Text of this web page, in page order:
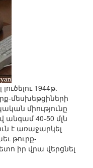
1944թ.
մեսխեթցիների
միությունը
40-50 մլն
է առաջարկել
թուրք-
իր վրա վերցնել